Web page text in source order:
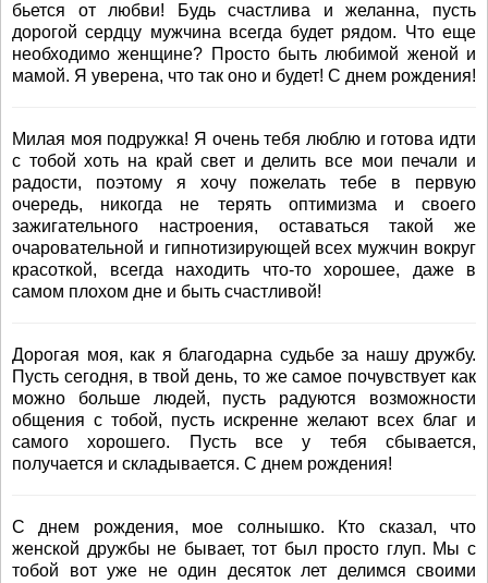
бьется от любви! Будь счастлива и желанна, пусть
дорогой сердцу мужчина всегда будет рядом. Что еще
необходимо женщине? Просто быть любимой женой и
мамой. Я уверена, что так оно и будет! С днем рождения!
Милая моя подружка! Я очень тебя люблю и готова идти
с тобой хоть на край свет и делить все мои печали и
радости, поэтому я хочу пожелать тебе в первую
очередь, никогда не терять оптимизма и своего
зажигательного настроения, оставаться такой же
очаровательной и гипнотизирующей всех мужчин вокруг
красоткой, всегда находить что-то хорошее, даже в
самом плохом дне и быть счастливой!
Дорогая моя, как я благодарна судьбе за нашу дружбу.
Пусть сегодня, в твой день, то же самое почувствует как
можно больше людей, пусть радуются возможности
общения с тобой, пусть искренне желают всех благ и
самого хорошего. Пусть все у тебя сбывается,
получается и складывается. С днем рождения!
С днем рождения, мое солнышко. Кто сказал, что
женской дружбы не бывает, тот был просто глуп. Мы с
тобой вот уже не один десяток лет делимся своими